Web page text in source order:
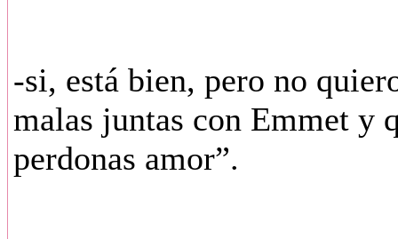
-si, está bien, pero no
malas juntas con Emmet y
perdonas amor”.